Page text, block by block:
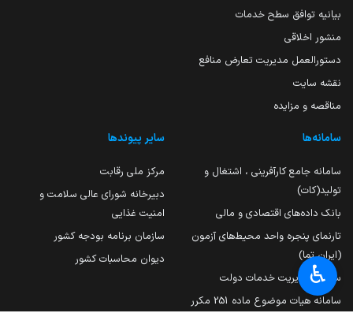
بیانیه توافق سطح خدمات
منشور اخلاقی
دستورالعمل مدیریت تعارض منافع
نقشه سایت
مناقصه و مزایده
سامانه‌ها
سامانه جامع کارآفرینی ، اشتغال و
تولید(کات)
بانک داده‌های اقتصادی و مالی
تارنمای پنجره واحد محیط‌های آزمون
(ایران تما)
سامانه مدیریت خدمات دولت
سامانه هیات موضوع ماده 251 مکرر
سایر پیوندها
مرکز ملی رقابت
دبیرخانه شورای عالی سلامت و
امنیت غذایی
سازمان برنامه بودجه کشور
دیوان محاسبات کشور
♿︎